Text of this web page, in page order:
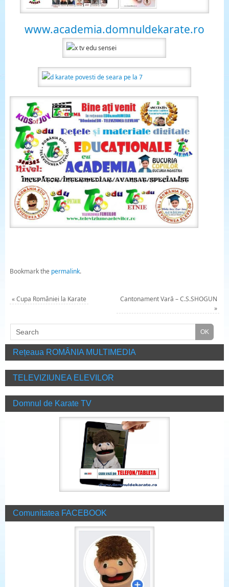
www.academia.domnuldekarate.ro
Bookmark the permalink.
«Cupa României la Karate
Cantonament Vară – C.S.SHOGUN
»
Rețeaua ROMÂNIA MULTIMEDIA
TELEVIZIUNEA ELEVILOR
Domnul de Karate TV
Comunitatea FACEBOOK